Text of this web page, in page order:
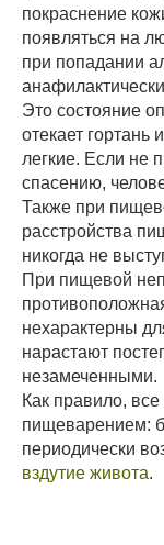
покраснение
появляться на
при попадании
Это состояние
отекает гортань
легкие. Если не
спасению,
Также при
расстройства
никогда не
При пищевой
нехарактерны
нарастают
незамеченными.
Как правило,
пищеварением:
периодически
вздутие живота.